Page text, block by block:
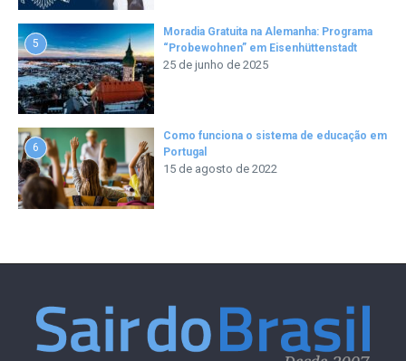
5
Moradia Gratuita na Alemanha: Programa
“Probewohnen” em Eisenhüttenstadt
25 de junho de 2025
6
Como funciona o sistema de educação em
Portugal
15 de agosto de 2022